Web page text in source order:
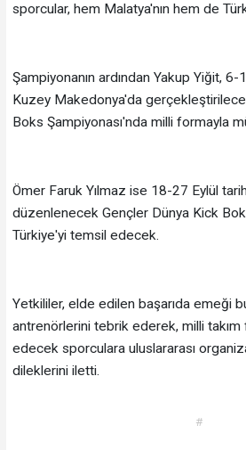
sporcular, hem Malatya'nın hem de
Şampiyonanın ardından Yakup Yiğit,
Kuzey Makedonya'da
Boks Şampiyonası'nda milli formayla
Ömer Faruk Yılmaz ise 18-27 Eylül
düzenlenecek Gençler Dünya Kick
Türkiye'yi temsil edecek.
Yetkililer, elde edilen başarıda emeği
antrenörlerini tebrik ederek, milli takım
edecek sporculara uluslararası
dileklerini iletti.
#